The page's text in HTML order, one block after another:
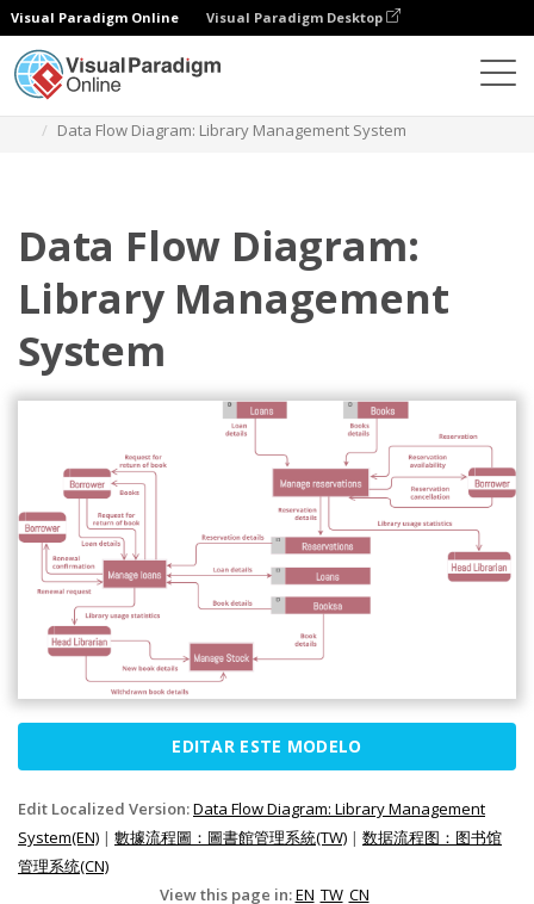
Visual Paradigm Online Visual Paradigm Desktop
Data Flow Diagram: Library Management System
Data Flow Diagram:
Library Management
System
EDITAR ESTE MODELO
Edit Localized Version:Data Flow Diagram: Library Management
System(EN) | 數據流程圖：圖書館管理系統(TW) | 数据流程图：图书馆
管理系统(CN)
View this page in:EN TW CN